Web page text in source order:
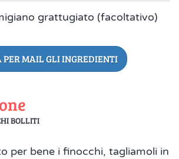
grattugiato (facoltativo)
MAIL GLI INGREDIENTI
BOLLITI
per bene i finocchi, tagliamoli in